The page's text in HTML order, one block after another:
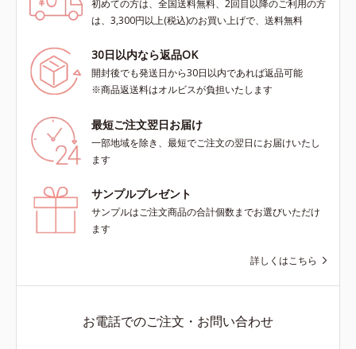
初めての方は、全国送料無料、2回目以降のご利用の方
は、3,300円以上(税込)のお買い上げで、送料無料
30日以内なら返品OK
開封後でも発送日から30日以内であれば返品可能
※商品返送料はオルビスが負担いたします
最短ご注文翌日お届け
一部地域を除き、最短でご注文の翌日にお届けいたし
ます
サンプルプレゼント
サンプルはご注文商品の合計個数までお選びいただけ
ます
詳しくはこちら
お電話でのご注文・お問い合わせ